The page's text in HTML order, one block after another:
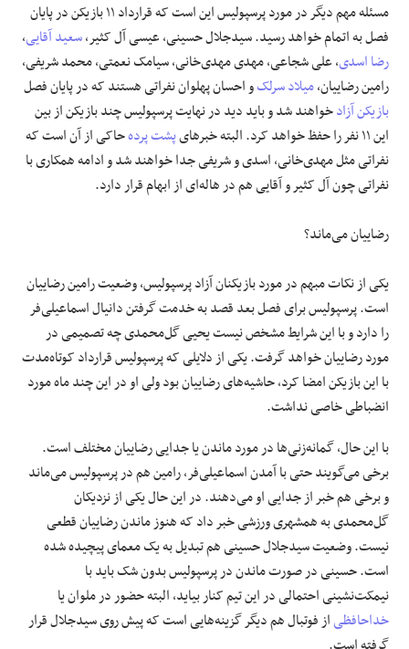
مسئله مهم دیگر در مورد پرسپولیس این است که قرارداد ۱۱ بازیکن در پایان
فصل به اتمام خواهد رسید. سیدجلال حسینی، عیسی آل‌ کثیر،سعید آقایی،
رضا اسدی، علی شجاعی، مهدی مهدی‌خانی، سیامک نعمتی، محمد شریفی،
رامین رضاییان،میلاد سرلکو احسان پهلوان نفراتی هستند که در پایان فصل
بازیکن آزادخواهند شد و باید دید در نهایت پرسپولیس چند بازیکن از بین
این ۱۱ نفر را حفظ خواهد کرد. البته خبرهای
پشت پردهحاکی از آن است که
نفراتی مثل مهدی‌خانی، اسدی و شریفی جدا خواهند شد و ادامه همکاری با
نفراتی چون آل‌ کثیر و آقایی هم در هاله‌ای از ابهام قرار دارد.
رضاییان می‌ماند؟
یکی از نکات مبهم در مورد بازیکنان آزاد پرسپولیس، وضعیت رامین رضاییان
است. پرسپولیس برای فصل بعد قصد به خدمت گرفتن دانیال اسماعیلی‌فر
را دارد و با این شرایط مشخص نیست یحیی گل‌محمدی چه تصمیمی در
مورد رضاییان خواهد گرفت. یکی از دلایلی که پرسپولیس قرارداد کوتاه‌مدت
با این بازیکن امضا کرد، حاشیه‌های رضاییان بود ولی او در این چند ماه مورد
انضباطی خاصی نداشت.
با این حال، گمانه‌زنی‌ها در مورد ماندن یا جدایی رضاییان مختلف است.
برخی می‌گویند حتی با آمدن اسماعیلی‌فر، رامین هم در پرسپولیس می‌ماند
و برخی هم خبر از جدایی او می‌دهند. در این حال یکی از نزدیکان
گل‌محمدی به همشهری ورزشی خبر داد که هنوز ماندن رضاییان قطعی
نیست. وضعیت سیدجلال حسینی هم تبدیل به یک معمای پیچیده شده
است. حسینی در صورت ماندن در پرسپولیس بدون‌ شک باید با
نیمکت‌نشینی احتمالی در این تیم کنار بیاید، البته حضور در ملوان یا
خداحافظیاز فوتبال هم دیگر گزینه‌هایی است که پیش روی سیدجلال قرار